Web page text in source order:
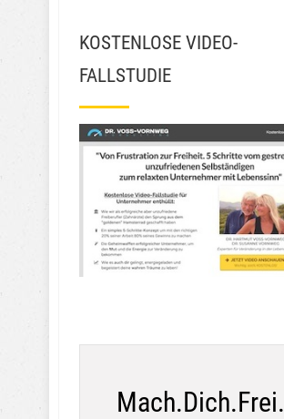
KOSTENLOSE VIDEO-
FALLSTUDIE
Mach.Dich.Frei.